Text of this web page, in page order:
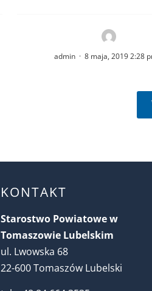
admin · 8 maja, 2019 2:28
KONTAKT
Starostwo Powiatowe w
Tomaszowie Lubelskim
ul. Lwowska 68
22-600 Tomaszów Lubelski